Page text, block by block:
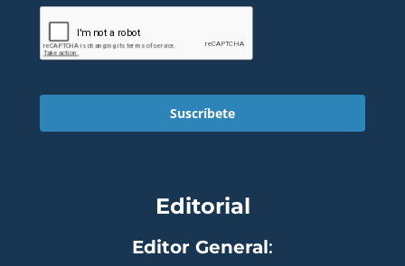
Suscríbete
Editorial
Editor General: